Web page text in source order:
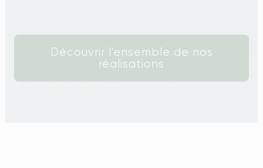
Découvrir l'ensemble de nos
réalisations